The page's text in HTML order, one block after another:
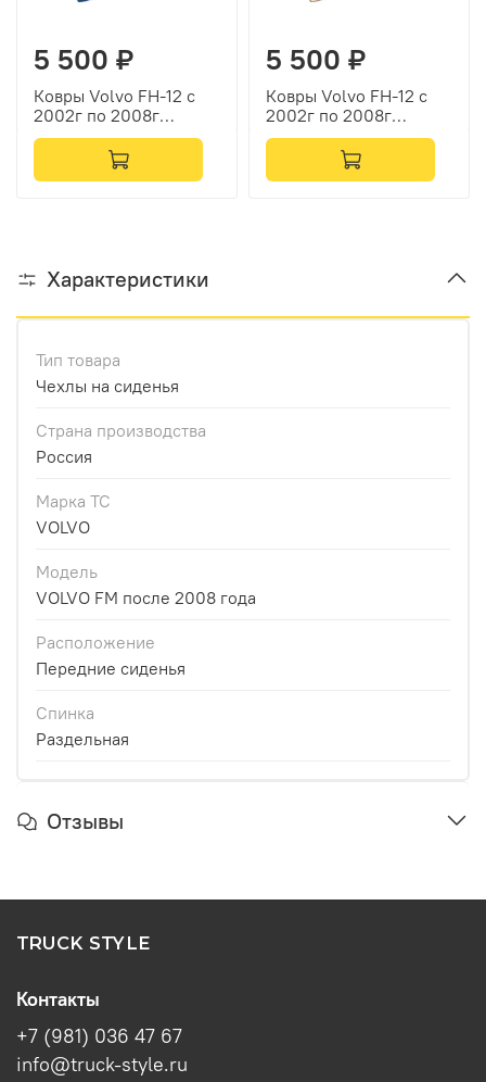
5 500 ₽
Ковры Volvo FH-12 с
2002г по 2008г
(механика) (экокожа,
черный, синий кант,
синяя вышивка)
5 500 ₽
Ковры Volvo FH-12 с
2002г по 2008г
(механика) (экокожа,
бежевый, бежевый
кант, красная вышивка)
Характеристики
Тип товара
Чехлы на сиденья
Страна производства
Россия
Марка ТС
VOLVO
Модель
VOLVO FM после 2008 года
Расположение
Передние сиденья
Спинка
Раздельная
Отзывы
TRUCK STYLE
Контакты
+7 (981) 036 47 67
info@truck-style.ru